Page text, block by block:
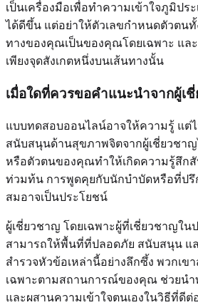
เป็นเครื่องมือเพื่อทำความเข้าใจภูมิป
ได้ดีขึ้น แต่อย่าให้ตัวเลขกำหนดตัวตน
ทางของคุณเป็นของคุณโดยเฉพาะ แล
เพียงจุดสังเกตหนึ่งบนเส้นทางนั้น
เมื่อใดที่ควรขอคำแนะนำจากผู้เ
แบบทดสอบออนไลน์อาจให้ความรู้ แต่
สนับสนุนด้านสุขภาพจิตจากผู้เชี่ยวชาญ
หรือตัวตนของคุณทำให้เกิดความรู้สึกสั
ท่วมท้น การพูดคุยกับนักบำบัดหรือที่ป
สมอาจเป็นประโยชน์
ผู้เชี่ยวชาญ โดยเฉพาะผู้ที่เชี่ยวชาญใน
สามารถให้พื้นที่ที่ปลอดภัย สนับสนุน แ
สำรวจหัวข้อเหล่านี้อย่างลึกซึ้ง พวกเข
เฉพาะตามสถานการณ์ของคุณ ช่วยน
และผสานความเข้าใจตนเองในวิธีที่ดี